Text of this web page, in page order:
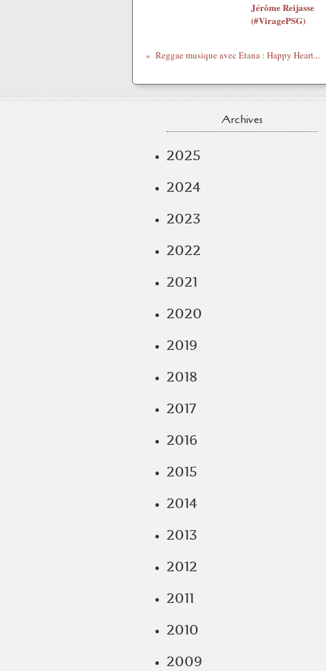
Jérôme Reijasse
(#ViragePSG)
Reggae musique avec Etana : Happy Heart...
Archives
2025
2024
2023
2022
2021
2020
2019
2018
2017
2016
2015
2014
2013
2012
2011
2010
2009